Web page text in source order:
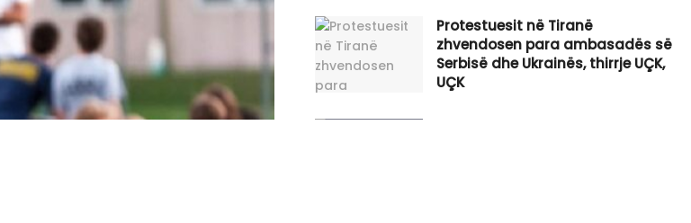
Protestuesit në Tiranë
zhvendosen para ambasadës së
Serbisë dhe Ukrainës, thirrje UÇK,
UÇK